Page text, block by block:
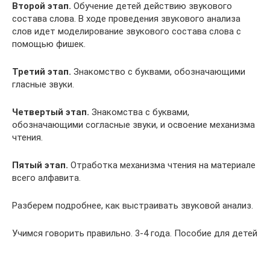
Второй этап. Обучение детей действию звукового
состава слова. В ходе проведения звукового анализа
слов идет моделирование звукового состава слова с
помощью фишек.
Третий этап. Знакомство с буквами, обозначающими
гласные звуки.
Четвертый этап. Знакомства с буквами,
обозначающими согласные звуки, и освоение механизма
чтения.
Пятый этап. Отработка механизма чтения на материале
всего алфавита.
Разберем подробнее, как выстраивать звуковой анализ.
Учимся говорить правильно. 3-4 года. Пособие для детей